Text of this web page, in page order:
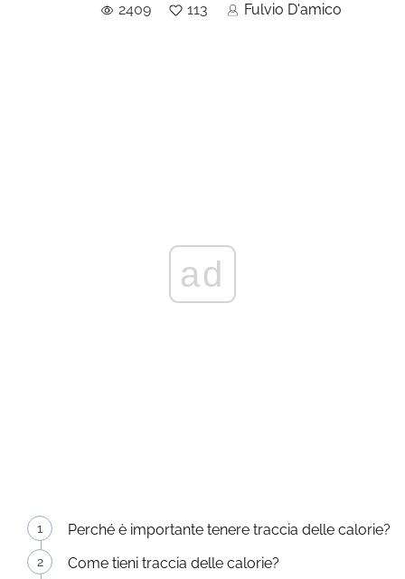
2409 113 Fulvio D'amico
ad
Perché è importante tenere traccia delle calorie?
Come tieni traccia delle calorie?